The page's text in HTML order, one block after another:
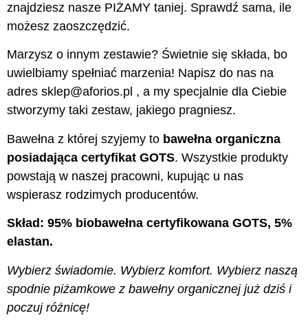
znajdziesz nasze PIŻAMY taniej. Sprawdź sama, ile
możesz zaoszczędzić.
Marzysz o innym zestawie? Świetnie się składa, bo
uwielbiamy spełniać marzenia! Napisz do nas na
adres sklep@aforios.pl , a my specjalnie dla Ciebie
stworzymy taki zestaw, jakiego pragniesz.
Bawełna z której szyjemy to bawełna organiczna
posiadająca certyfikat GOTS. Wszystkie produkty
powstają w naszej pracowni, kupując u nas
wspierasz rodzimych producentów.
Skład: 95% biobawełna certyfikowana GOTS, 5%
elastan.
Wybierz świadomie. Wybierz komfort. Wybierz naszą
spodnie piżamkowe z bawełny organicznej już dziś i
poczuj różnicę!